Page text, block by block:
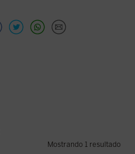
Mostrando 1 resultado